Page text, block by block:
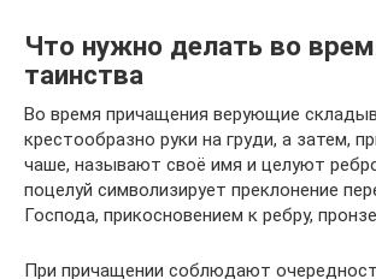
Что нужно делать во
таинства
Во время причащения верующие
крестообразно руки на груди, а затем,
чаше, называют своё имя и целуют
поцелуй символизирует преклонение
Господа, прикосновением к ребру,
При причащении соблюдают